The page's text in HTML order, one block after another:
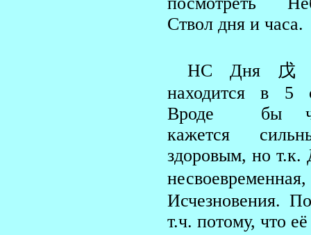
Ствол дня и часа.
НС Дня
находится в 5
Вроде бы
кажется
здоровым, но
Исчезновения.
т.ч. потому, что